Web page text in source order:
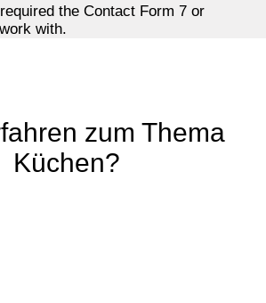
the Contact Form 7 or
with.
zum Thema
Küchen?